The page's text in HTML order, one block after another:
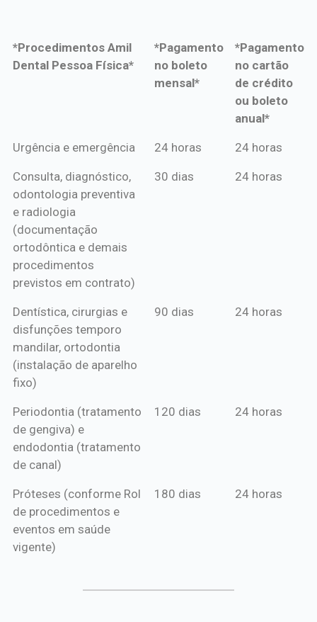
*Procedimentos Amil
Dental Pessoa Física*
*Pagamento
no boleto
mensal*
*Pagamento
no cartão
de crédito
ou boleto
anual*
*Procedimentos Amil
*Pagamento
mensal*
*Pagamento
de crédito
Urgência e emergência 24 horas 24 horas
Consulta, diagnóstico,
odontologia preventiva
e radiologia
(documentação
ortodôntica e demais
procedimentos
previstos em contrato)
30 dias 24 horas
Dentística, cirurgias e
disfunções temporo
mandilar, ortodontia
(instalação de aparelho
fixo)
90 dias 24 horas
Periodontia (tratamento
de gengiva) e
endodontia (tratamento
de canal)
120 dias 24 horas
Próteses (conforme Rol
de procedimentos e
eventos em saúde
vigente)
180 dias 24 horas